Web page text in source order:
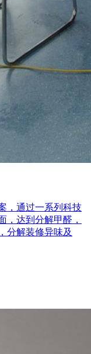
，通过一系列科技
，达到分解甲醛，
分解装修异味及